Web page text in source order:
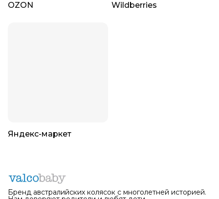
OZON Wildberries
Яндекс-маркет
Бренд австралийских колясок с многолетней историей.